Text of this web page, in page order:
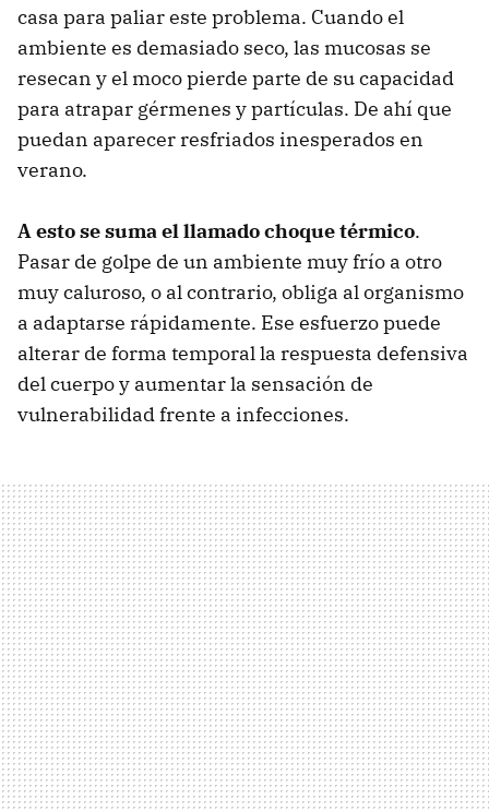
casa para paliar este problema. Cuando el
ambiente es demasiado seco, las mucosas se
resecan y el moco pierde parte de su capacidad
para atrapar gérmenes y partículas. De ahí que
puedan aparecer resfriados inesperados en
verano.
A esto se suma el llamado choque térmico.
Pasar de golpe de un ambiente muy frío a otro
muy caluroso, o al contrario, obliga al organismo
a adaptarse rápidamente. Ese esfuerzo puede
alterar de forma temporal la respuesta defensiva
del cuerpo y aumentar la sensación de
vulnerabilidad frente a infecciones.